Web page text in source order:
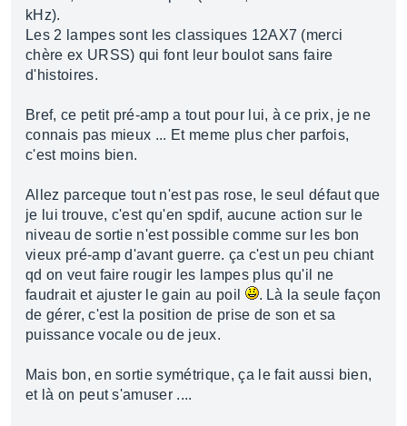
kHz).
Les 2 lampes sont les classiques 12AX7 (merci
chère ex URSS) qui font leur boulot sans faire
d'histoires.
Bref, ce petit pré-amp a tout pour lui, à ce prix, je ne
connais pas mieux ... Et meme plus cher parfois,
c'est moins bien.
Allez parceque tout n'est pas rose, le seul défaut que
je lui trouve, c'est qu'en spdif, aucune action sur le
niveau de sortie n'est possible comme sur les bon
vieux pré-amp d'avant guerre. ça c'est un peu chiant
qd on veut faire rougir les lampes plus qu'il ne
faudrait et ajuster le gain au poil
. Là la seule façon
de gérer, c'est la position de prise de son et sa
puissance vocale ou de jeux.
Mais bon, en sortie symétrique, ça le fait aussi bien,
et là on peut s'amuser ....